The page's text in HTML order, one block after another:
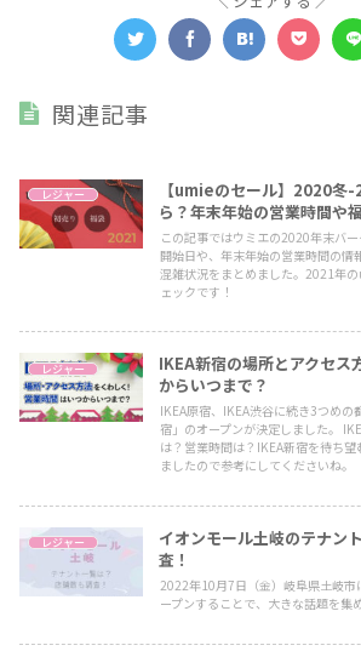
関連記事
レジャー
【umieのセール】2020冬
ら？年末年始の営業時間や
この記事ではウミエの2020年末バ
開始日や、年末年始の営業時間の情
混雑状況をまとめました。2021年
ェックです！
レジャー
IKEA新宿の場所とアクセス
からいつまで？
IKEA原宿、IKEA渋谷に続き3つめの
宿」のオープンが決定しました。
は？営業時間は？IKEA新宿を待ち
ましたので参考にしてくださいね。
レジャー
イオンモール土岐のテナン
査！
2022年10月7日（金）岐阜県土岐市
ープンすることで、大きな話題を集